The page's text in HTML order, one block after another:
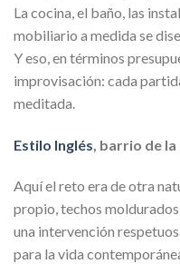
La cocina, el baño, las
mobiliario a medida se
Y eso, en términos
improvisación: cada
meditada.
Estilo Inglés , barrio de
Aquí el reto era de otra
propio, techos
una intervención
para la vida